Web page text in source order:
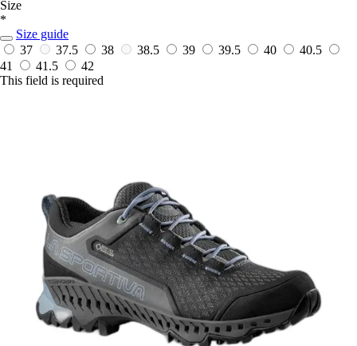
Size
*
Size guide
37
37.5 38 38.5 39 39.5 40
40.5
41
41.5
42
This field is required